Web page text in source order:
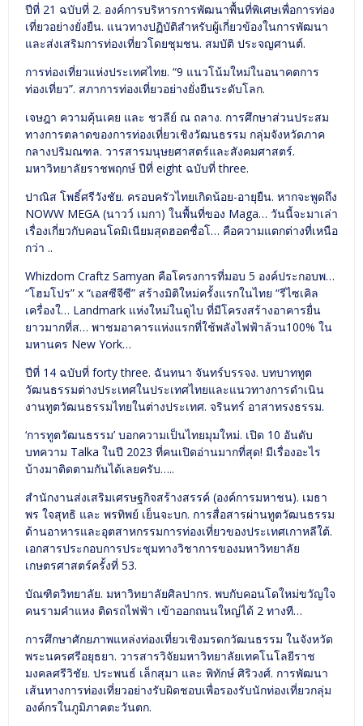
ปีที่ 21 ฉบับที่ 2. องค์การบริหารการพัฒนาพื้นที่พิเศษเพื่อการท่อง
เที่ยวอย่างยั่งยืน. แนวทางปฏิบัติสำหรับผู้เกี่ยวข้องในการพัฒนา
และส่งเสริมการท่องเที่ยวโดยชุมชน. สมบัติ ประจญศานต์.
การท่องเที่ยวแห่งประเทศไทย. “9 แนวโน้มใหม่ในอนาคตการ
ท่องเที่ยว”. สภาการท่องเที่ยวอย่างยั่งยืนระดับโลก.
เจษฎา ความคุ้นเคย และ ชวลีย์ ณ ถลาง. การศึกษาส่วนประสม
ทางการตลาดของการท่องเที่ยวเชิงวัฒนธรรม กลุ่มจังหวัดภาค
กลางปริมณฑล. วารสารมนุษยศาสตร์และสังคมศาสตร์.
มหาวิทยาลัยราชพฤกษ์ ปีที่ eight ฉบับที่ three.
ปาณิส โพธิ์ศรีวังชัย. ครอบครัวไทยเกิดน้อย-อายุยืน. หากจะพูดถึง
NOWW MEGA (นาวว์ เมกา) ในพื้นที่ของ Maga… วันนี้จะมาเล่า
เรื่องเกี่ยวกับคอนโดมิเนียมสุดฮอตชื่อโ… คือความแตกต่างที่เหนือ
กว่า ..
Whizdom Craftz Samyan คือโครงการที่มอบ 5 องค์ประกอบพ…
“โฮมโปร” x “เอสซีจีซี” สร้างมิติใหม่ครั้งแรกในไทย “รีไซเคิล
เครื่องใ… Landmark แห่งใหม่ในดูไบ ที่มีโครงสร้างอาคารยื่น
ยาวมากที่ส… พาชมอาคารแห่งแรกที่ใช้พลังไฟฟ้าล้วน100% ใน
มหานคร New York…
ปีที่ 14 ฉบับที่ forty three. ฉันทนา จันทร์บรรจง. บทบาททูต
วัฒนธรรมต่างประเทศในประเทศไทยและแนวทางการดำเนิน
งานทูตวัฒนธรรมไทยในต่างประเทศ. จรินทร์ อาสาทรงธรรม.
‘การทูตวัฒนธรรม’ บอกความเป็นไทยมุมใหม่. เปิด 10 อันดับ
บทความ Talka ในปี 2023 ที่คนเปิดอ่านมากที่สุด! มีเรื่องอะไร
บ้างมาติดตามกันได้เลยครับ…..
สำนักงานส่งเสริมเศรษฐกิจสร้างสรรค์ (องค์การมหาชน). เมธา
พร ใจสุทธิ และ พรทิพย์ เย็นจะบก. การสื่อสารผ่านทูตวัฒนธรรม
ด้านอาหารและอุตสาหกรรมการท่องเที่ยวของประเทศเกาหลีใต้.
เอกสารประกอบการประชุมทางวิชาการของมหาวิทยาลัย
เกษตรศาสตร์ครั้งที่ 53.
บัณฑิตวิทยาลัย. มหาวิทยาลัยศิลปากร. พบกับคอนโดใหม่ขวัญใจ
คนรามคำแหง ติดรถไฟฟ้า เข้าออกถนนใหญ่ได้ 2 ทางที…
การศึกษาศักยภาพแหล่งท่องเที่ยวเชิงมรดกวัฒนธรรม ในจังหวัด
พระนครศรีอยุธยา. วารสารวิจัยมหาวิทยาลัยเทคโนโลยีราช
มงคลศรีวิชัย. ประพนธ์ เล็กสุมา และ พิทักษ์ ศิริวงศ์. การพัฒนา
เส้นทางการท่องเที่ยวอย่างรับผิดชอบเพื่อรองรับนักท่องเที่ยวกลุ่ม
องค์กรในภูมิภาคตะวันตก.